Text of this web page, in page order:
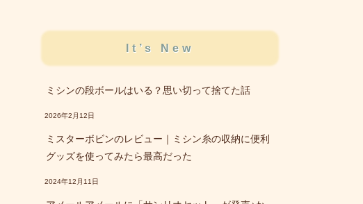
It’s New
ミシンの段ボールはいる？思い切って捨てた話
2026年2月12日
ミスターボビンのレビュー｜ミシン糸の収納に便利
グッズを使ってみたら最高だった
2024年12月11日